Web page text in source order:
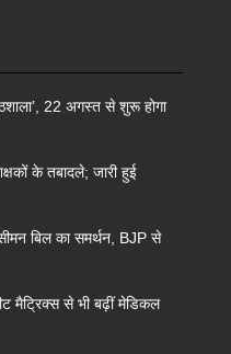
22 अगस्त से शुरू होगा
के तबादले; जारी हुई
बिल का समर्थन, BJP से
मैट्रिक्स से भी बढ़ीं मेडिकल